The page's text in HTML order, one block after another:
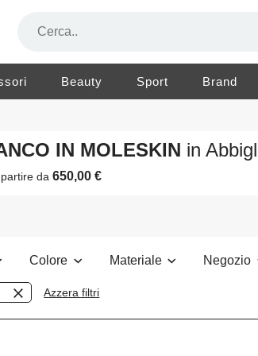
Beauty Sport Brand
IN MOLESKIN in
partire da650,00 €
Colore Materiale Negozio
Azzera filtri